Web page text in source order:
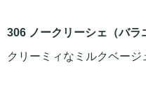
306 ノークリーシェ（バラ
クリーミィなミルクベージ